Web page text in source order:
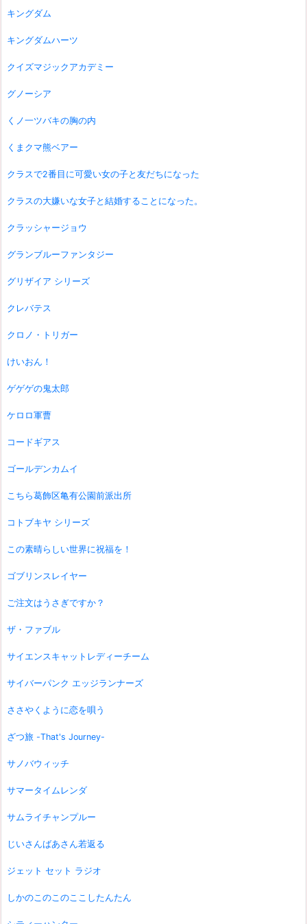
キングダム
キングダムハーツ
クイズマジックアカデミー
グノーシア
くノ一ツバキの胸の内
くまクマ熊ベアー
クラスで2番目に可愛い女の子と友だちになった
クラスの大嫌いな女子と結婚することになった。
クラッシャージョウ
グランブルーファンタジー
グリザイア シリーズ
クレバテス
クロノ・トリガー
けいおん！
ゲゲゲの鬼太郎
ケロロ軍曹
コードギアス
ゴールデンカムイ
こちら葛飾区亀有公園前派出所
コトブキヤ シリーズ
この素晴らしい世界に祝福を！
ゴブリンスレイヤー
ご注文はうさぎですか？
ザ・ファブル
サイエンスキャットレディーチーム
サイバーパンク エッジランナーズ
ささやくように恋を唄う
ざつ旅 -That's Journey-
サノバウィッチ
サマータイムレンダ
サムライチャンプルー
じいさんばあさん若返る
ジェット セット ラジオ
しかのこのこのここしたんたん